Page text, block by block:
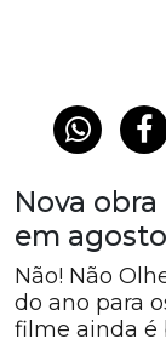
Nova
em
Não! Não
do ano para
filme ainda é